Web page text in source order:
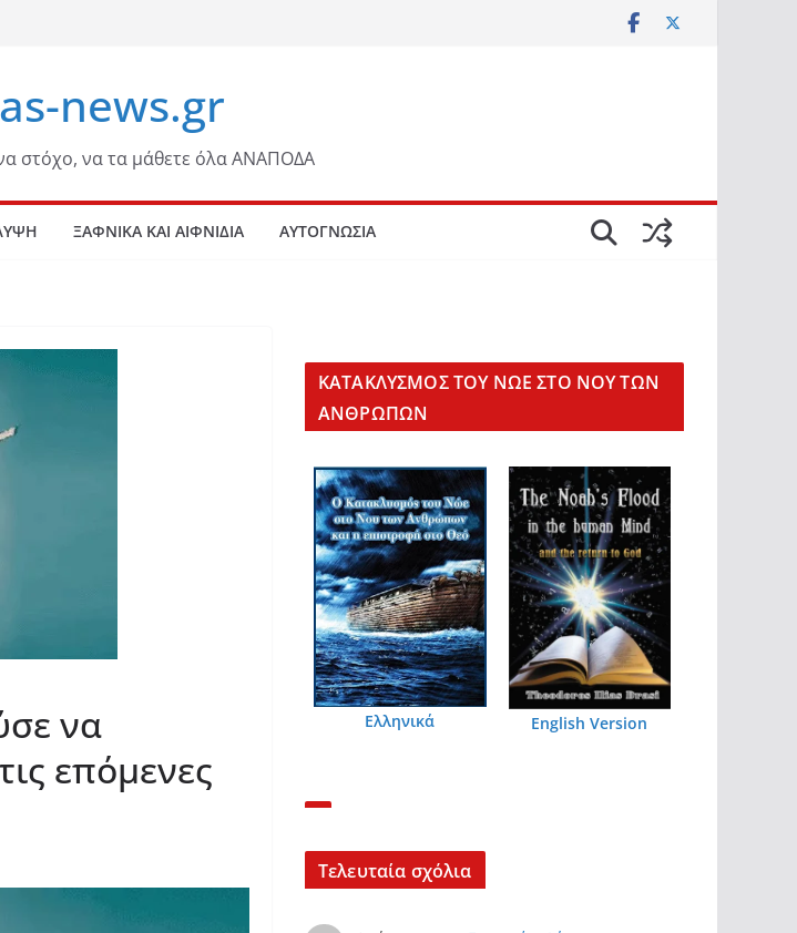
news.gr
στόχο, να τα μάθετε όλα ΑΝΑΠΟΔΑ
ΞΑΦΝΙΚΑ ΚΑΙ ΑΙΦΝΙΔΙΑ ΑΥΤΟΓΝΩΣΙΑ
να
επόμενες
KΑΤΑΚΛΥΣΜΟΣ ΤΟΥ ΝΩΕ ΣΤΟ ΝΟΥ ΤΩΝ
ΑΝΘΡΩΠΩΝ
Ελληνικά English Version
Τελευταία σχόλια